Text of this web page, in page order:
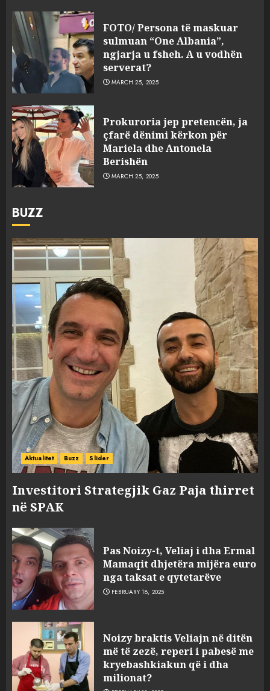
FOTO/ Persona të maskuar
sulmuan “One Albania”,
ngjarja u fsheh. A u vodhën
serverat?
MARCH 25, 2025
Prokuroria jep pretencën, ja
çfarë dënimi kërkon për
Mariela dhe Antonela
Berishën
MARCH 25, 2025
BUZZ
Aktualitet Buzz Slider
Investitori Strategjik Gaz Paja thirret
në SPAK
Pas Noizy-t, Veliaj i dha Ermal
Mamaqit dhjetëra mijëra euro
nga taksat e qytetarëve
FEBRUARY 18, 2025
Noizy braktis Veliajn në ditën
më të zezë, reperi i pabesë me
kryebashkiakun që i dha
milionat?
3
sulmuan “One Albania”,
ngjarja u fsheh. A u vodhën
serverat?
MARCH 25, 2025